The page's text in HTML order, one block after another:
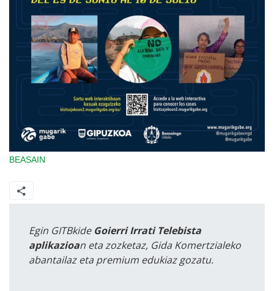
BEASAIN
Egin GITBkide Goierri Irrati Telebista
aplikazioan eta zozketaz, Gida Komertzialeko
abantailaz eta premium edukiaz gozatu.